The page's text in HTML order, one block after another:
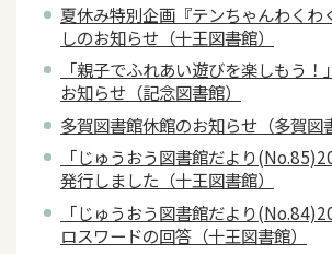
夏休み特別企画『テンちゃんわくわ
しのお知らせ（十王図書館）
「親子でふれあい遊びを楽しもう
お知らせ（記念図書館）
多賀図書館休館のお知らせ（多賀図
「じゅうおう図書館だより
発行しました（十王図書館）
「じゅうおう図書館だより
ロスワードの回答（十王図書館）